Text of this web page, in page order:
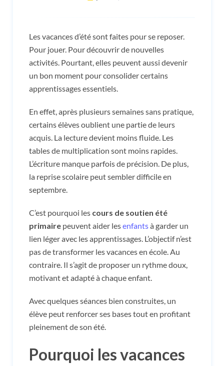
Les vacances d’été sont faites pour se reposer.
Pour jouer. Pour découvrir de nouvelles
activités. Pourtant, elles peuvent aussi devenir
un bon moment pour consolider certains
apprentissages essentiels.
En effet, après plusieurs semaines sans pratique,
certains élèves oublient une partie de leurs
acquis. La lecture devient moins fluide. Les
tables de multiplication sont moins rapides.
L’écriture manque parfois de précision. De plus,
la reprise scolaire peut sembler difficile en
septembre.
C’est pourquoi les cours de soutien été
primaire peuvent aider lesenfantsà garder un
lien léger avec les apprentissages. L’objectif n’est
pas de transformer les vacances en école. Au
contraire. Il s’agit de proposer un rythme doux,
motivant et adapté à chaque enfant.
Avec quelques séances bien construites, un
élève peut renforcer ses bases tout en profitant
pleinement de son été.
Pourquoi les vacances